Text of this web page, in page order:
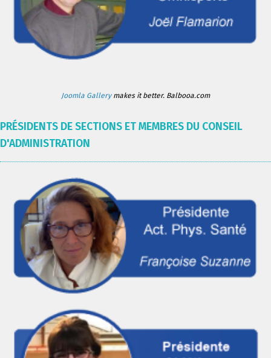
Joomla Gallerymakes it better. Balbooa.com
PRÉSIDENTS DE SECTIONS ET MEMBRES DU CONSEIL
D'ADMINISTRATION